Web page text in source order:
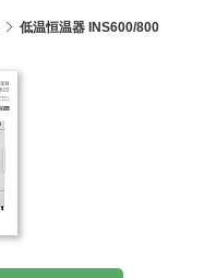
低温恒温器 INS600/800